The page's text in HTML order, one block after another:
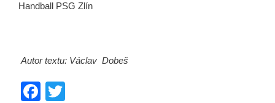
Handball PSG Zlín
Autor textu: Václav Dobeš
F